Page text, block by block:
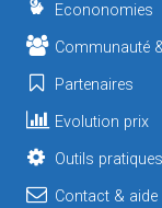
Econonomies
Communauté
Partenaires
Evolution prix
Outils pratiques
Contact & aide